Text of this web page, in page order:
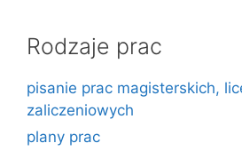
Rodzaje prac
pisanie prac magisterskich,
zaliczeniowych
plany prac